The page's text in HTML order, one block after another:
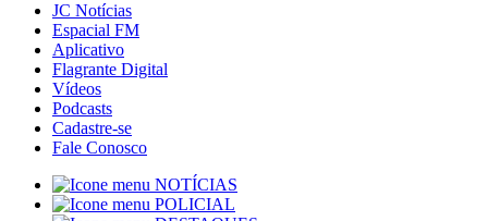
JC Notícias
Espacial FM
Aplicativo
Flagrante Digital
Vídeos
Podcasts
Cadastre-se
Fale Conosco
NOTÍCIAS
POLICIAL